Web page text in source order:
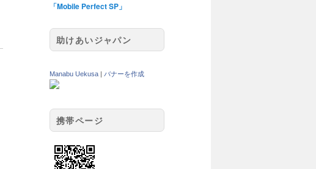
「Mobile Perfect SP」
助けあいジャパン
Manabu Uekusa バナーを作成
携帯ページ